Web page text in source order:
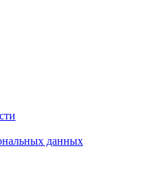
данных